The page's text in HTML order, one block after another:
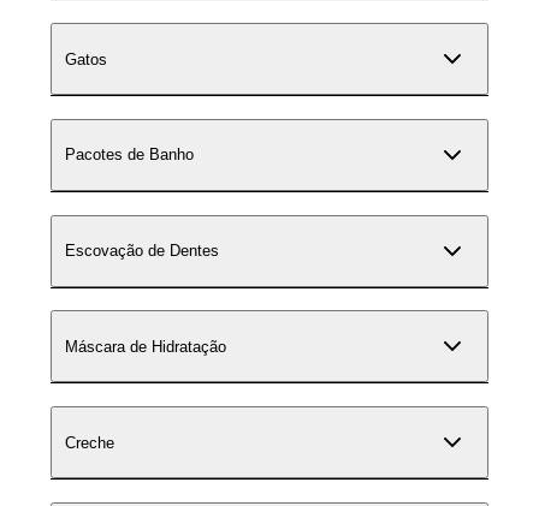
Gatos
Pacotes de Banho
Escovação de Dentes
Máscara de Hidratação
Creche